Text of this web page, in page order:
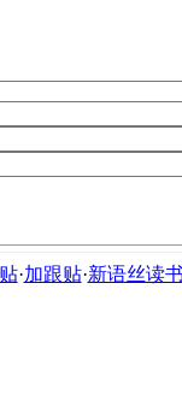
·加跟贴·新语丝读